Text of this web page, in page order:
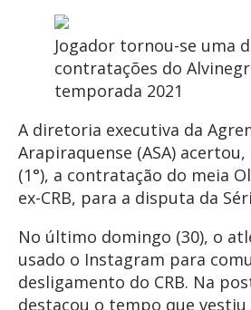
Jogador tornou-se uma
contratações do
temporada 2021
A diretoria executiva da
Arapiraquense (ASA)
(1°), a contratação do meia
ex-CRB, para a disputa da
No último domingo (30), o
usado o Instagram para
desligamento do CRB. Na
destacou o tempo que vestiu